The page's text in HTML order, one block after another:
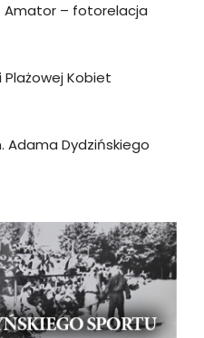
Amator – fotorelacja
Plażowej Kobiet
Adama Dydzińskiego